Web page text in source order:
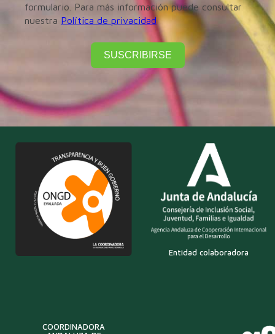
formulario. Para más información puede consultar
nuestra Política de privacidad
SUSCRIBIRSE
Entidad colaboradora
COORDINADORA